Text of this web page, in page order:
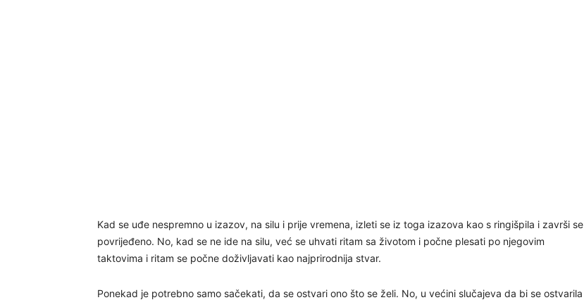
Kad se uđe nespremno u izazov, na silu i prije vremena, izleti se iz toga izazova kao s ringišpila i završi se
povrijeđeno. No, kad se ne ide na silu, već se uhvati ritam sa životom i počne plesati po njegovim
taktovima i ritam se počne doživljavati kao najprirodnija stvar.
Ponekad je potrebno samo sačekati, da se ostvari ono što se želi. No, u većini slučajeva da bi se ostvarila